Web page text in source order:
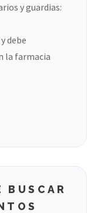
y guardias:
debe
la farmacia
BUSCAR